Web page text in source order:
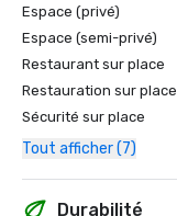
Espace (privé)
Espace (semi-privé)
Restaurant sur place
Restauration sur place
Sécurité sur place
Tout afficher (7)
Durabilité